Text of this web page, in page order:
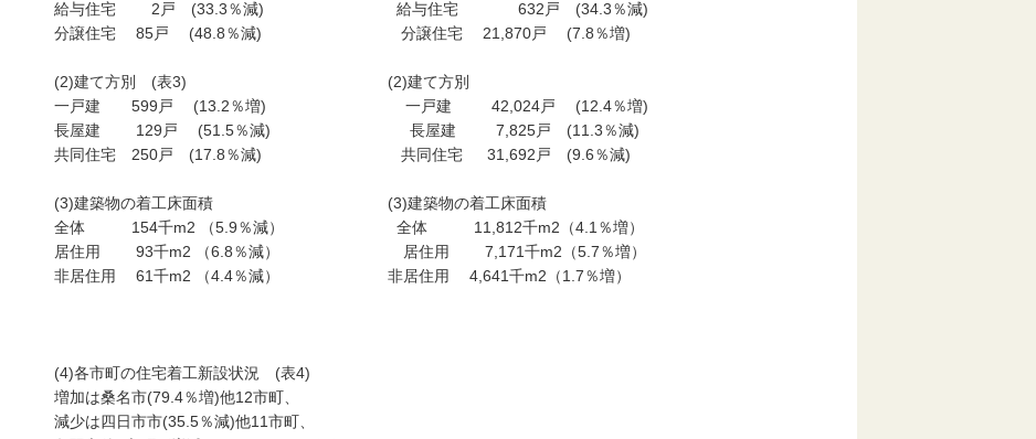
給与住宅 2戸 (33.3％減) 給与住宅 632戸 (34.3％減)
分譲住宅 85戸 (48.8％減) 分譲住宅 21,870戸 (7.8％増)
(2)建て方別 (表3) (2)建て方別
一戸建 599戸 (13.2％増) 一戸建 42,024戸 (12.4％増)
長屋建 129戸 (51.5％減) 長屋建 7,825戸 (11.3％減)
共同住宅 250戸 (17.8％減) 共同住宅 31,692戸 (9.6％減)
(3)建築物の着工床面積 (3)建築物の着工床面積
全体 154千m2 （5.9％減） 全体 11,812千m2（4.1％増）
居住用 93千m2 （6.8％減） 居住用 7,171千m2（5.7％増）
非居住用 61千m2 （4.4％減） 非居住用 4,641千m2（1.7％増）
(4)各市町の住宅着工新設状況 (表4)
増加は桑名市(79.4％増)他12市町、
減少は四日市市(35.5％減)他11市町、